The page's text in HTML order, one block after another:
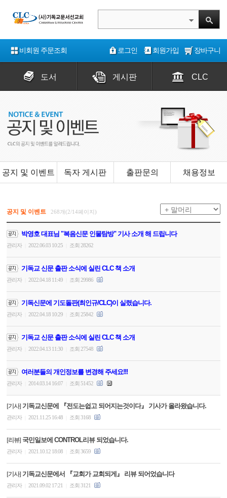
비회원 주문조회 로그인 회원가입 장바구니
도서 게시판 CLC
공지 및 이벤트 독자 게시판 출판문의 채용정보
공지 및 이벤트 268개(2/14페이지)
박영호 대표님 "복음신문 인물탐방" 기사 소개 해 드립니다
관리자 2022.06.03 10:25 조회 28262
기독교 신문 출판 소식에 실린 CLC 책 소개
관리자 2022.04.18 11:49 조회 29986
기독신문에 기도돌판(최인규/CLC)이 실렸습니다.
관리자 2022.04.18 10:29 조회 25842
기독교 신문 출판 소식에 실린 CLC 책 소개
관리자 2022.04.13 11:30 조회 27548
여러분들의 개인정보를 변경해 주세요!!!
관리자 2014.03.14 16:07 조회 51452
[기사] 기독교신문에 『전도는쉽고 되어지는것이다』 기사가 올라왔습니다.
관리자 2021.11.25 16:48 조회 3168
[리뷰] 국민일보에 CONTROL리뷰 되었습니다.
관리자 2021.10.12 18:08 조회 3659
[기사] 기독교신문에서 『교회가 교회되게』 리뷰 되어었습니다
관리자 2021.09.02 17:21 조회 3121